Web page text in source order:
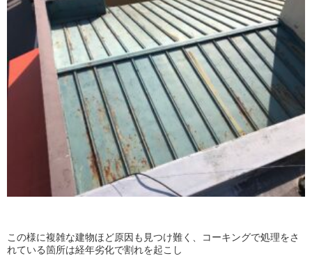
この様に複雑な建物ほど原因も見つけ難く、コーキングで処理をさ
れている箇所は経年劣化で割れを起こし